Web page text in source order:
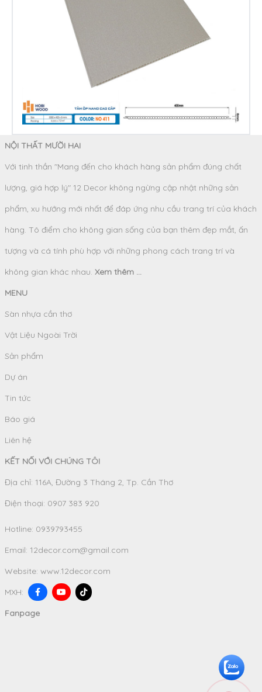
NỘI THẤT MƯỜI HAI
Với tinh thần "Mang đến cho khách hàng sản phẩm đúng chất
lượng, giá hợp lý" 12 Decor không ngừng cập nhật những sản
phẩm, xu hướng mới nhất để đáp ứng nhu cầu trang trí của khách
hàng. Tô điểm cho không gian sống của bạn thêm đẹp mắt, ấn
tượng và cá tính phù hợp với những phong cách trang trí và
không gian khác nhau. Xem thêm ...
MENU
Sàn nhựa cần thơ
Vật Liệu Ngoài Trời
Sản phẩm
Dự án
Tin tức
Báo giá
Liên hệ
KẾT NỐI VỚI CHÚNG TÔI
Địa chỉ: 116A, Đường 3 Tháng 2, Tp. Cần Thơ
Điện thoại: 0907 383 920
Hotline: 0939793455
Email: 12decor.com@gmail.com
Website: www.12decor.com
MXH:
Fanpage